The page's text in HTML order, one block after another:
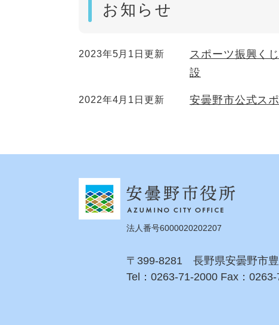
お知らせ
2023年5月1日更新
スポーツ振興く
設
2022年4月1日更新 安曇野市公式ス
法人番号6000020202207
〒399-8281 長野県安曇野市
Tel：0263-71-2000 Fax：